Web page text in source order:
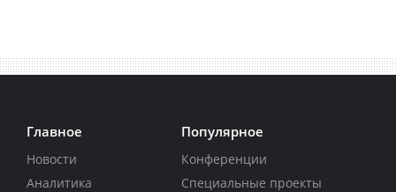
Главное
Новости
Аналитика
Популярное
Конференции
Специальные проекты